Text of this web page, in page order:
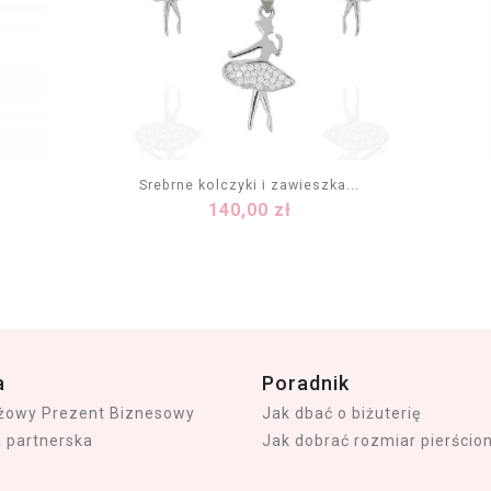
Srebrne kolczyki i zawieszka...
Cena
140,00 zł
DODAJ DO KOSZYKA
Prezent Biznesowy
partnerska
Poradnik
Jak dbać o biżuterię
Jak dobrać rozmiar